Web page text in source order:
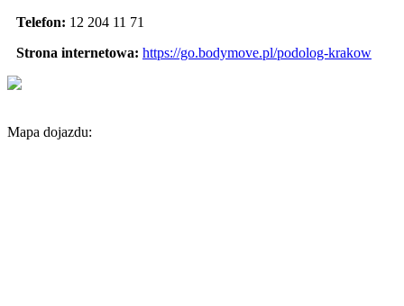
Telefon: 12 204 11 71
Strona internetowa: https://go.bodymove.pl/podolog-krakow
Mapa dojazdu: